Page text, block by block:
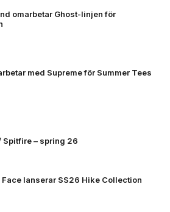
omarbetar Ghost-linjen för
med Supreme för Summer Tees
Spitfire – spring 26
Face lanserar SS26 Hike Collection